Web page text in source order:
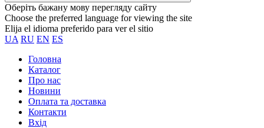
Оберіть бажану мову перегляду сайту
Choose the preferred language for viewing the site
Elija el idioma preferido para ver el sitio
UA RU EN ES
Головна
Каталог
Про нас
Новини
Оплата та доставка
Контакти
Вхiд